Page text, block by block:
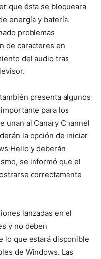
que ésta se bloqueara
energía y batería.
problemas
de caracteres en
del audio tras
presenta algunos
para los
unan al Canary Channel
la opción de iniciar
Hello y deberán
se informó que el
correctamente
lanzadas en el
y no deben
lo que estará disponible
de Windows. Las